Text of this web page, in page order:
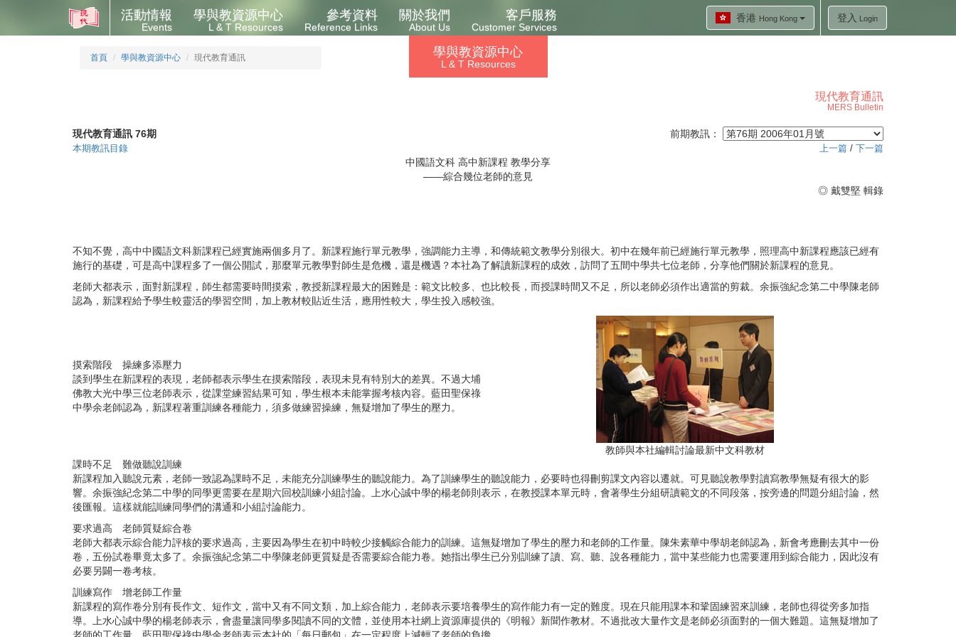
香港 Hong Kong 登入 Login
活動情報
Events
學與教資源中心
L & T Resources
參考資料
Reference Links
關於我們
About Us
客戶服務
Customer Services
首頁 學與教資源中心 現代教育通訊 學與教資源中心
L & T Resources
現代教育通訊
MERS Bulletin
現代教育通訊 76期 前期教訊：
本期教訊目錄 上一篇 / 下一篇
中國語文科 高中新課程 教學分享
——綜合幾位老師的意見
◎ 戴雙堅 輯錄
不知不覺，高中中國語文科新課程已經實施兩個多月了。新課程施行單元教學，強調能力主導，和傳統範文教學分別很大。初中在幾年前已經施行單元教學，照理高中新課程應該已經有
施行的基礎，可是高中課程多了一個公開試，那麼單元教學對師生是危機，還是機遇？本社為了解讀新課程的成效，訪問了五間中學共七位老師，分享他們關於新課程的意見。
老師大都表示，面對新課程，師生都需要時間摸索，教授新課程最大的困難是：範文比較多、也比較長，而授課時間又不足，所以老師必須作出適當的剪裁。余振強紀念第二中學陳老師
認為，新課程給予學生較靈活的學習空間，加上教材較貼近生活，應用性較大，學生投入感較強。
摸索階段 操練多添壓力
談到學生在新課程的表現，老師都表示學生在摸索階段，表現未見有特別大的差異。不過大埔
佛教大光中學三位老師表示，從課堂練習結果可知，學生根本未能掌握考核內容。藍田聖保祿
中學余老師認為，新課程著重訓練各種能力，須多做練習操練，無疑增加了學生的壓力。
教師與本社編輯討論最新中文科教材
課時不足 難做聽說訓練
新課程加入聽說元素，老師一致認為課時不足，未能充分訓練學生的聽說能力。為了訓練學生的聽說能力，必要時也得刪剪課文內容以遷就。可見聽說教學對讀寫教學無疑有很大的影
響。余振強紀念第二中學的同學更需要在星期六回校訓練小組討論。上水心誠中學的楊老師則表示，在教授課本單元時，會著學生分組研讀範文的不同段落，按旁邊的問題分組討論，然
後匯報。這樣就能訓練同學們的溝通和小組討論能力。
要求過高 老師質疑綜合卷
老師大都表示綜合能力評核的要求過高，主要因為學生在初中時較少接觸綜合能力的訓練。這無疑增加了學生的壓力和老師的工作量。陳朱素華中學胡老師認為，新會考應刪去其中一份
卷，五份試卷畢竟太多了。余振強紀念第二中學陳老師更質疑是否需要綜合能力卷。她指出學生已分別訓練了讀、寫、聽、說各種能力，當中某些能力也需要運用到綜合能力，因此沒有
必要另闢一卷考核。
訓練寫作 增老師工作量
新課程的寫作卷分別有長作文、短作文，當中又有不同文類，加上綜合能力，老師表示要培養學生的寫作能力有一定的難度。現在只能用課本和鞏固練習來訓練，老師也得從旁多加指
導。上水心誠中學的楊老師表示，會盡量讓同學多閱讀不同的文體，並使用本社網上資源庫提供的《明報》新聞作教材。不過批改大量作文是老師必須面對的一個大難題。這無疑增加了